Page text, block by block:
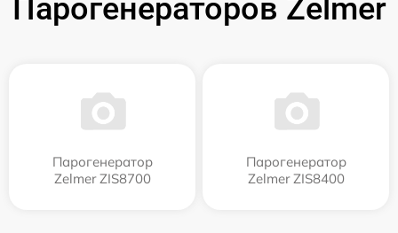
Парогенераторов Zelmer
Парогенератор
Zelmer ZIS8700
Парогенератор
Zelmer ZIS8400